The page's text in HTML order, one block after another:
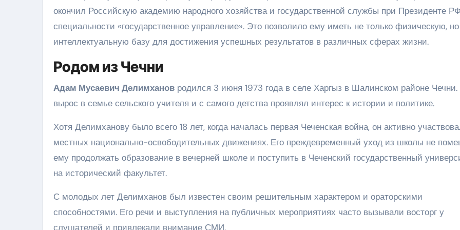
окончил Российскую академию народного хозяйства и государственной службы при Президенте
специальности «государственное управление». Это позволило ему иметь не только физическую,
интеллектуальную базу для достижения успешных результатов в различных сферах жизни.
Родом из Чечни
Адам Мусаевич Делимханов родился 3 июня 1973 года в селе Харгыз в Шалинском районе
вырос в семье сельского учителя и с самого детства проявлял интерес к истории и политике.
Хотя Делимханову было всего 18 лет, когда началась первая Чеченская война, он активно
местных национально-освободительных движениях. Его преждевременный уход из школы не
ему продолжать образование в вечерней школе и поступить в Чеченский государственный
на исторический факультет.
С молодых лет Делимханов был известен своим решительным характером и ораторскими
способностями. Его речи и выступления на публичных мероприятиях часто вызывали восторг у
слушателей и привлекали внимание СМИ.